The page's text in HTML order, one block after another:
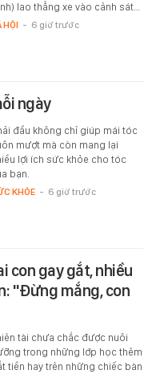
lao thẳng xe vào cảnh sát…
HỘI - 6 giờ trước
ngày
đầu không chỉ giúp mái tóc
mượt mà còn mang lại
lợi ích sức khỏe cho tóc
bạn.
KHỎE - 6 giờ trước
con gay gắt, nhiều
"Đừng mắng, con
tài chưa chắc được nuôi
trong những lớp học thêm
tiền hay trên những chiếc bàn